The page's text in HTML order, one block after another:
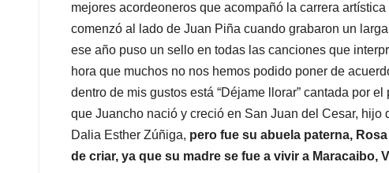
mejores acordeoneros que acompañó la carrera
comenzó al lado de Juan Piña cuando grabaron un
ese año puso un sello en todas las canciones que
hora que muchos no nos hemos podido poner de
dentro de mis gustos está “Déjame llorar” cantada por
que Juancho nació y creció en San Juan del Cesar,
Dalia Esther Zúñiga, pero fue su abuela paterna,
de criar, ya que su madre se fue a vivir a Maracaibo,